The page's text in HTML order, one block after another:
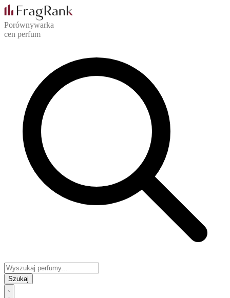
Porównywarka
cen perfum
Szukaj